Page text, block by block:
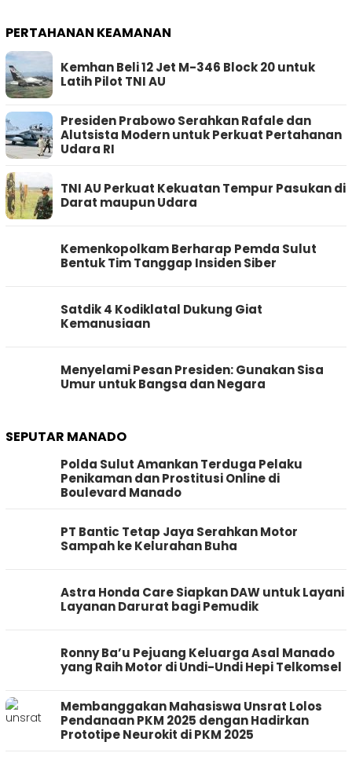
PERTAHANAN KEAMANAN
Kemhan Beli 12 Jet M-346 Block 20 untuk
Latih Pilot TNI AU
Presiden Prabowo Serahkan Rafale dan
Alutsista Modern untuk Perkuat Pertahanan
Udara RI
TNI AU Perkuat Kekuatan Tempur Pasukan di
Darat maupun Udara
Kemenkopolkam Berharap Pemda Sulut
Bentuk Tim Tanggap Insiden Siber
Satdik 4 Kodiklatal Dukung Giat
Kemanusiaan
Menyelami Pesan Presiden: Gunakan Sisa
Umur untuk Bangsa dan Negara
SEPUTAR MANADO
Polda Sulut Amankan Terduga Pelaku
Penikaman dan Prostitusi Online di
Boulevard Manado
PT Bantic Tetap Jaya Serahkan Motor
Sampah ke Kelurahan Buha
Astra Honda Care Siapkan DAW untuk Layani
Layanan Darurat bagi Pemudik
Ronny Ba’u Pejuang Keluarga Asal Manado
yang Raih Motor di Undi-Undi Hepi Telkomsel
Membanggakan Mahasiswa Unsrat Lolos
Pendanaan PKM 2025 dengan Hadirkan
Prototipe Neurokit di PKM 2025